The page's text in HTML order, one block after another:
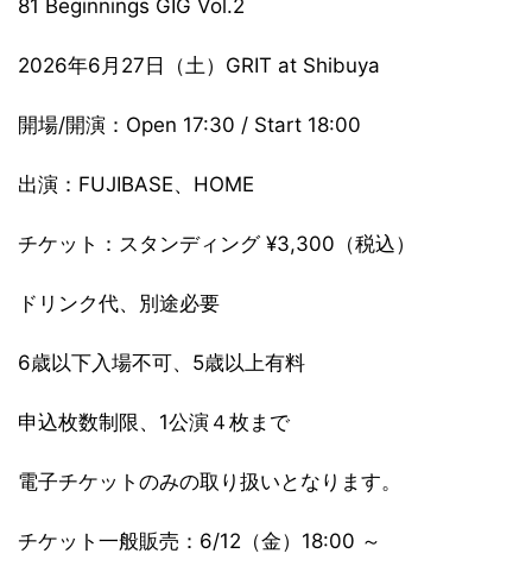
81 Beginnings GIG Vol.2
2026年6月27日（土）GRIT at Shibuya
開場/開演：Open 17:30 / Start 18:00
出演：FUJIBASE、HOME
チケット：スタンディング ¥3,300（税込）
ドリンク代、別途必要
6歳以下⼊場不可、5歳以上有料
申込枚数制限、1公演４枚まで
電子チケットのみの取り扱いとなります。
チケット一般販売：6/12（金）18:00 ～